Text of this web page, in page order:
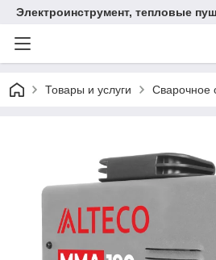
Электроинструмент, тепловые
Товары и услуги Сварочное